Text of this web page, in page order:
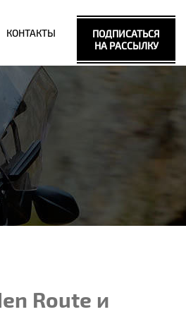
ПОДПИСАТЬСЯ
НА РАССЫЛКУ
КОНТАКТЫ
Route и